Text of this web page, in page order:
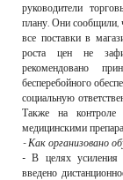
руководители
плану. Они сообщили,
все поставки в
роста цен не
рекомендовано
бесперебойного
социальную
Также на контроле
медицинскими
- Как организовано
- В целях усиления
введено